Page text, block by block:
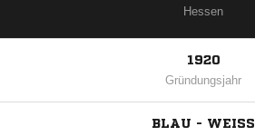
Hessen
1920
Gründungsjahr
BLAU - WEISS